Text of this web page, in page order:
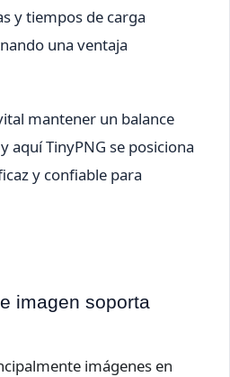
y tiempos de carga
una ventaja
mantener un balance
aquí TinyPNG se posiciona
y confiable para
imagen soporta
imágenes en